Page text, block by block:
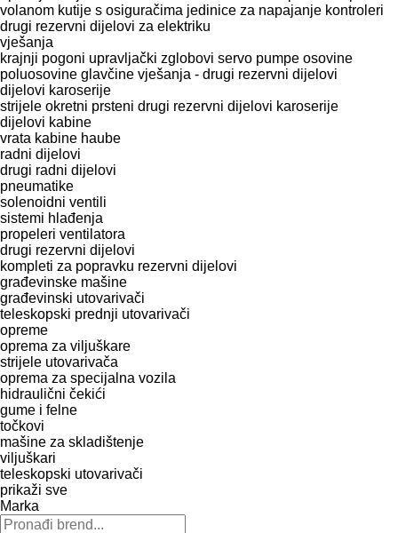
volanom kutije s osiguračima jedinice za napajanje kontroleri
drugi rezervni dijelovi za elektriku
vješanja
krajnji pogoni upravljački zglobovi servo pumpe osovine
poluosovine glavčine vješanja - drugi rezervni dijelovi
dijelovi karoserije
strijele okretni prsteni drugi rezervni dijelovi karoserije
dijelovi kabine
vrata kabine haube
radni dijelovi
drugi radni dijelovi
pneumatikе
solenoidni ventili
sistemi hlađenja
propeleri ventilatora
drugi rezervni dijelovi
kompleti za popravku rezervni dijelovi
građevinske mašine
građevinski utovarivači
teleskopski prednji utovarivači
opreme
oprema za viljuškare
strijele utovarivača
oprema za specijalna vozila
hidraulični čekići
gume i felne
točkovi
mašine za skladištenje
viljuškari
teleskopski utovarivači
prikaži sve
Marka